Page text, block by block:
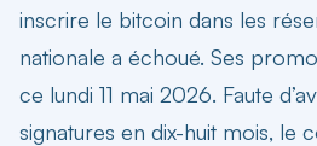
inscrire le bitcoin dans les
nationale a échoué. Ses
ce lundi 11 mai 2026. Faute
signatures en dix-huit mois, le